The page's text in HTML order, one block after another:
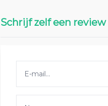
Schrijf zelf een review